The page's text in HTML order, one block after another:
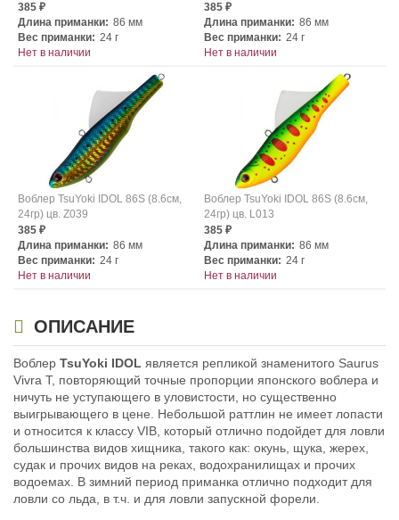
385 ₽
Длина приманки: 86 мм
Вес приманки: 24 г
Нет в наличии
385 ₽
Длина приманки: 86 мм
Вес приманки: 24 г
Нет в наличии
Воблер TsuYoki IDOL 86S (8.6см,
24гр) цв. Z039
385 ₽
Длина приманки: 86 мм
Вес приманки: 24 г
Нет в наличии
Воблер TsuYoki IDOL 86S (8.6см,
24гр) цв. L013
385 ₽
Длина приманки: 86 мм
Вес приманки: 24 г
Нет в наличии
Воблер TsuYoki IDOL 86S (8.6см,
24гр) цв. L107
385₽
Длина приманки: 86 мм
Вес приманки:24 г
Нет в наличии
Воблер TsuYoki IDOL 86S (8.6см,
24гр) цв. L162
385 ₽
Длина приманки:86 мм
Вес приманки:24 г
Нет в наличии
ОПИСАНИЕ
Воблер TsuYoki IDOL является репликой знаменитого Saurus
Vivra T, повторяющий точные пропорции японского воблера и
ничуть не уступающего в уловистости, но существенно
выигрывающего в цене. Небольшой раттлин не имеет лопасти
и относится к классу VIB, который отлично подойдет для ловли
большинства видов хищника, такого как: окунь, щука, жерех,
судак и прочих видов на реках, водохранилищах и прочих
водоемах. В зимний период приманка отлично подходит для
ловли со льда, в т.ч. и для ловли запускной форели.